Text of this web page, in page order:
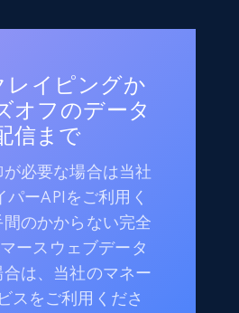
レイピングか
オフのデータ
信まで
必要な場合は当社
パーAPIをご利用く
のかからない完全
ースウェブデータ
は、当社のマネー
スをご利用くださ